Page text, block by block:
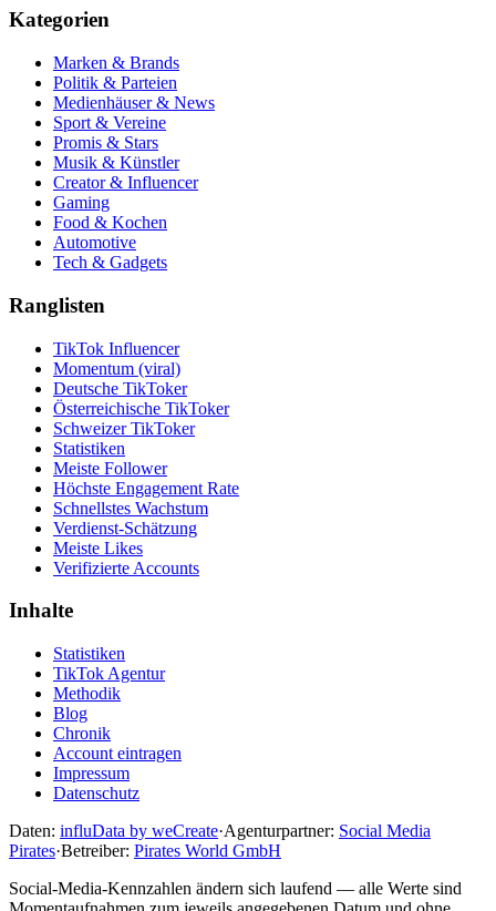
Kategorien
Marken & Brands
Politik & Parteien
Medienhäuser & News
Sport & Vereine
Promis & Stars
Musik & Künstler
Creator & Influencer
Gaming
Food & Kochen
Automotive
Tech & Gadgets
Ranglisten
TikTok Influencer
Momentum (viral)
Deutsche TikToker
Österreichische TikToker
Schweizer TikToker
Statistiken
Meiste Follower
Höchste Engagement Rate
Schnellstes Wachstum
Verdienst-Schätzung
Meiste Likes
Verifizierte Accounts
Inhalte
Statistiken
TikTok Agentur
Methodik
Blog
Chronik
Account eintragen
Impressum
Datenschutz
Daten: influData by weCreate·Agenturpartner: Social Media
Pirates·Betreiber: Pirates World GmbH
Social-Media-Kennzahlen ändern sich laufend — alle Werte sind